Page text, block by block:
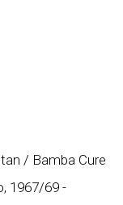
/ Bamba Cure
1967/69 -